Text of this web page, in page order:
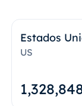
Estados
US